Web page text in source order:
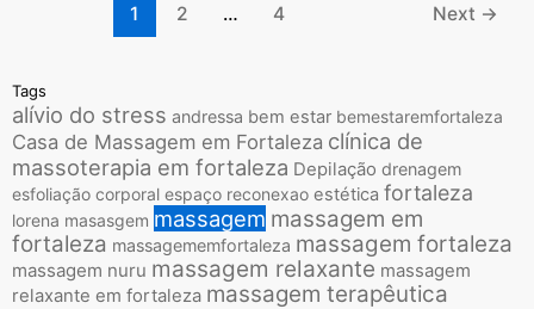
1 2 … 4 Next →
Tags
alívio do stress andressa bem estar bemestaremfortaleza
Casa de Massagem em Fortaleza clínica de
massoterapia em fortaleza Depilação drenagem
esfoliação corporal espaço reconexao estética fortaleza
lorena masasgem massagem massagem em
fortaleza massagememfortaleza massagem fortaleza
massagem nuru massagem relaxante massagem
relaxante em fortaleza massagem terapêutica